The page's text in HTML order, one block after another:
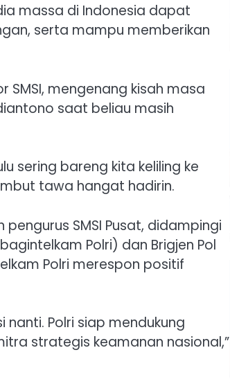
massa di Indonesia dapat
serta mampu memberikan
mengenang kisah masa
saat beliau masih
sering bareng kita keliling ke
tawa hangat hadirin.
SMSI Pusat, didampingi
Polri) dan Brigjen Pol
Polri merespon positif
nanti. Polri siap mendukung
strategis keamanan nasional,”